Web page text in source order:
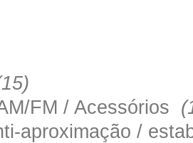
FM / Acessórios
aproximação /